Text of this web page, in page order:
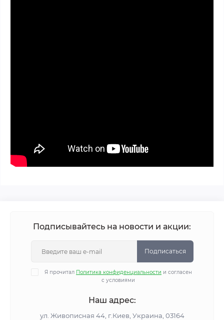
Подписывайтесь на новости и акции:
Подписаться
Я прочитал Политика конфиденциальности и согласен
с условиями
Наш адрес:
ул. Живописная 44, г.Киев, Украина, 03164